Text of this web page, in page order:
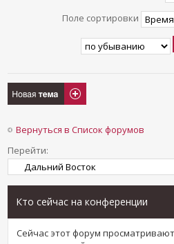
Поле сортировки
Новая тема
Вернуться в Список форумов
Перейти:
Кто сейчас на конференции
Сейчас этот форум